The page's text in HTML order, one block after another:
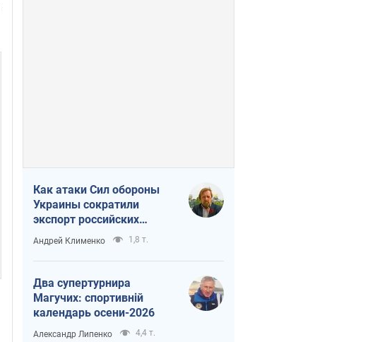
Как атаки Сил обороны
Украины сократили
экспорт российских
нефтепродуктов
Андрей Клименко 1,8 т.
Два супертурнира
Магучих: спортивній
календарь осени-2026
Александр Липенко 4,4 т.